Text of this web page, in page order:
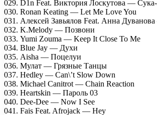
029. D1n Feat. Виктория Лоскутова —
030. Ronan Keating — Let Me Love You
031. Алексей Завьялов Feat. Анна
032. K.Melody — Позвони
033. Yumi Zouma — Keep It Close To Me
034. Blue Jay — Духи
035. Aisha — Поцелуи
036. Мулат — Грязные Танцы
037. Hedley — Can\’t Slow Down
038. Michael Canitrot — Chain Reaction
039. Heartskin — Пароль 03
040. Dee-Dee — Now I See
041. Fais Feat. Afrojack — Hey